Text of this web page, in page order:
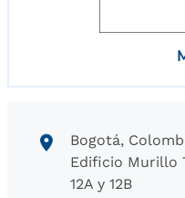
Bogotá,
Edificio Murillo
12A y 12B